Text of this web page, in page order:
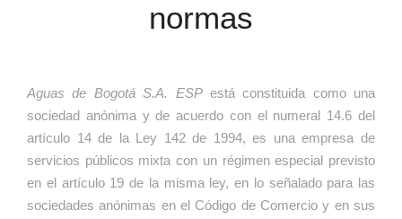
normas
Aguas de Bogotá S.A. ESPestá constituida como una
sociedad anónima y de acuerdo con el numeral 14.6 del
artículo 14 de la Ley 142 de 1994, es una empresa de
servicios públicos mixta con un régimen especial previsto
en el artículo 19 de la misma ley, en lo señalado para las
sociedades anónimas en el Código de Comercio y en sus